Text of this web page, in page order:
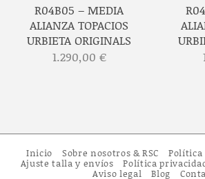
R04B05 – MEDIA
ALIANZA TOPACIOS
URBIETA ORIGINALS
1.290,00 €
Inicio Sobre nosotros & RSC
Política
Ajuste talla y envíos
Política
Aviso legal
Blog